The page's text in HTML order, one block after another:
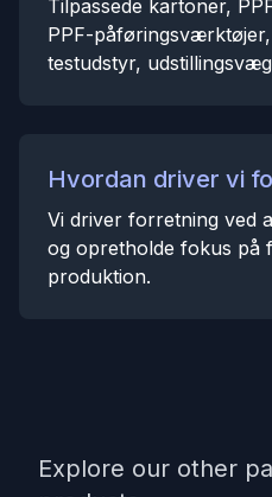
Tilpassede kartoner,
PPF-
testudstyr,
Hvordan driver vi
Vi driver forretning ved
og opretholde fokus på
produktion.
Explore our other